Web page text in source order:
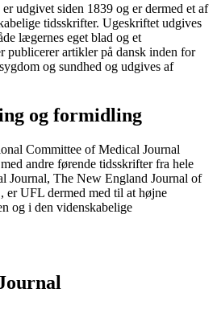
udgivet siden 1839 og er dermed et af
tidsskrifter. Ugeskriftet udgives
lægernes eget blad og et
publicerer artikler på dansk inden for
og sundhed og udgives af
og formidling
Committee of Medical Journal
andre førende tidsskrifter fra hele
Journal, The New England Journal of
er UFL dermed med til at højne
og i den videnskabelige